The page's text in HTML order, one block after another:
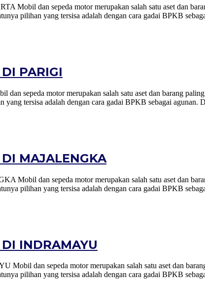
Mobil dan sepeda motor merupakan salah satu aset dan
pilihan yang tersisa adalah dengan cara gadai BPKB
PARIGI
sepeda motor merupakan salah satu aset dan barang
yang tersisa adalah dengan cara gadai BPKB sebagai agunan.
MAJALENGKA
dan sepeda motor merupakan salah satu aset dan
pilihan yang tersisa adalah dengan cara gadai BPKB
INDRAMAYU
dan sepeda motor merupakan salah satu aset dan
pilihan yang tersisa adalah dengan cara gadai BPKB